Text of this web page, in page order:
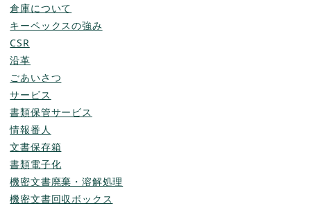
倉庫について
キーペックスの強み
CSR
沿革
ごあいさつ
サービス
書類保管サービス
情報番人
文書保存箱
書類電子化
機密文書廃棄・溶解処理
機密文書回収ボックス